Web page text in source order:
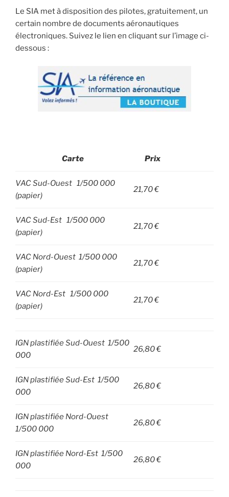
Le SIA met à disposition des pilotes, gratuitement, un
certain nombre de documents aéronautiques
électroniques. Suivez le lien en cliquant sur l’image ci-
dessous :
Carte Prix
VAC Sud-Ouest 1/500 000
(papier)
21,70 €
VAC Sud-Est 1/500 000
(papier)
21,70 €
VAC Nord-Ouest 1/500 000
(papier)
21,70 €
VAC Nord-Est 1/500 000
(papier)
21,70 €
IGN plastifiée Sud-Ouest 1/500
000
26,80 €
IGN plastifiée Sud-Est 1/500
000
26,80 €
IGN plastifiée Nord-Ouest
1/500 000
26,80 €
IGN plastifiée Nord-Est 1/500
000
26,80 €